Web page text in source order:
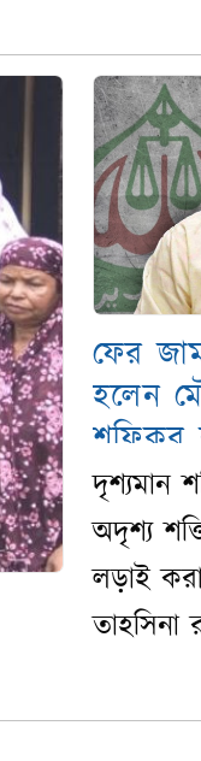
ফের
হলেন
শফিকুর
দৃশ্যমান
অদৃশ্য
লড়াই
তাহসিনা